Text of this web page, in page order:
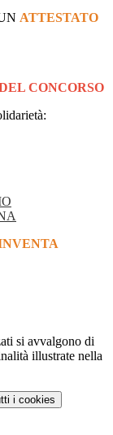
ATTESTATO
CONCORSO
si avvalgono di
illustrate nella
i cookies